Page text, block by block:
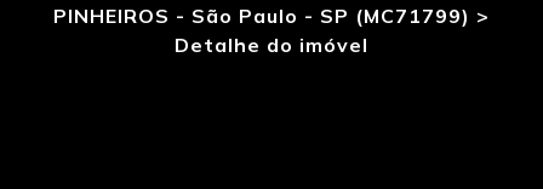
PINHEIROS - São Paulo - SP (MC71799) >
Detalhe do imóvel